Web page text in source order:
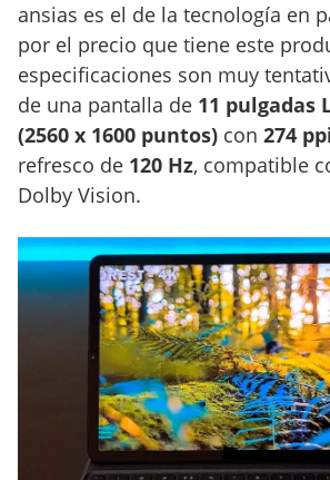
ansias es el de la tecnología en
por el precio que tiene este
especificaciones son muy
de una pantalla de 11 pulgadas
(2560 x 1600 puntos) con 274
refresco de 120 Hz, compatible
Dolby Vision.